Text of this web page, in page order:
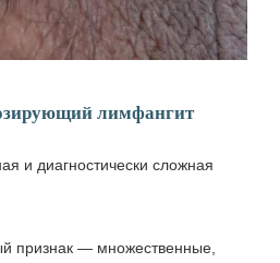
лимфангит
и диагностически сложная
признак — множественные,